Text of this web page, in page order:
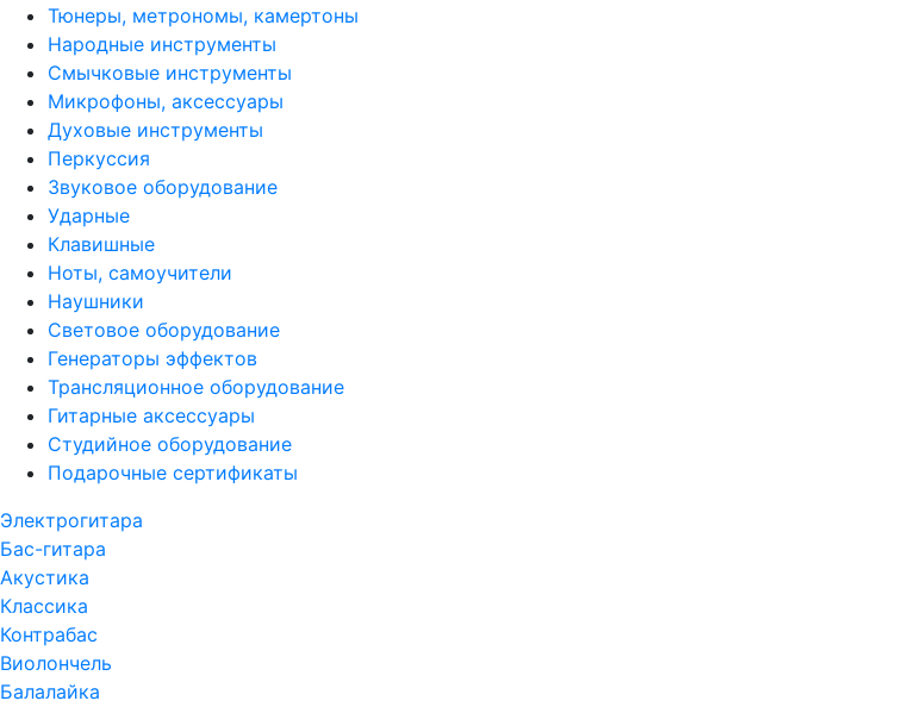
Тюнеры, метрономы, камертоны
Народные инструменты
Смычковые инструменты
Микрофоны, аксессуары
Духовые инструменты
Перкуссия
Звуковое оборудование
Ударные
Клавишные
Ноты, самоучители
Наушники
Световое оборудование
Генераторы эффектов
Трансляционное оборудование
Гитарные аксессуары
Студийное оборудование
Подарочные сертификаты
Электрогитара
Бас-гитара
Акустика
Классика
Контрабас
Виолончель
Балалайка